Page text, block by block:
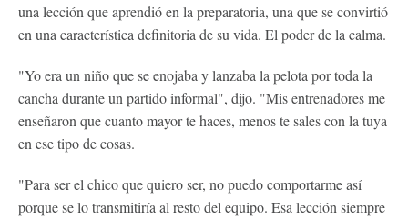
una lección que aprendió en la preparatoria, una que se convirtió
en una característica definitoria de su vida. El poder de la calma.
"Yo era un niño que se enojaba y lanzaba la pelota por toda la
cancha durante un partido informal", dijo. "Mis entrenadores me
enseñaron que cuanto mayor te haces, menos te sales con la tuya
en ese tipo de cosas.
"Para ser el chico que quiero ser, no puedo comportarme así
porque se lo transmitiría al resto del equipo. Esa lección siempre